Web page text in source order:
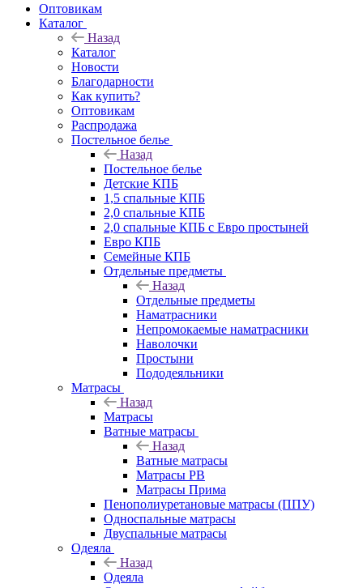
Оптовикам
Каталог
Назад
Каталог
Новости
Благодарности
Как купить?
Оптовикам
Распродажа
Постельное белье
Назад
Постельное белье
Детские КПБ
1,5 спальные КПБ
2,0 спальные КПБ
2,0 спальные КПБ с Евро простыней
Евро КПБ
Семейные КПБ
Отдельные предметы
Назад
Отдельные предметы
Наматрасники
Непромокаемые наматрасники
Наволочки
Простыни
Пододеяльники
Матрасы
Назад
Матрасы
Ватные матрасы
Назад
Ватные матрасы
Матрасы РВ
Матрасы Прима
Пенополиуретановые матрасы (ППУ)
Односпальные матрасы
Двуспальные матрасы
Одеяла
Назад
Одеяла